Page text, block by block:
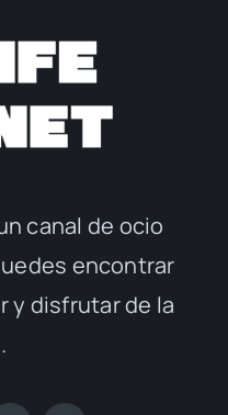
canal de ocio
encontrar
y disfrutar de la